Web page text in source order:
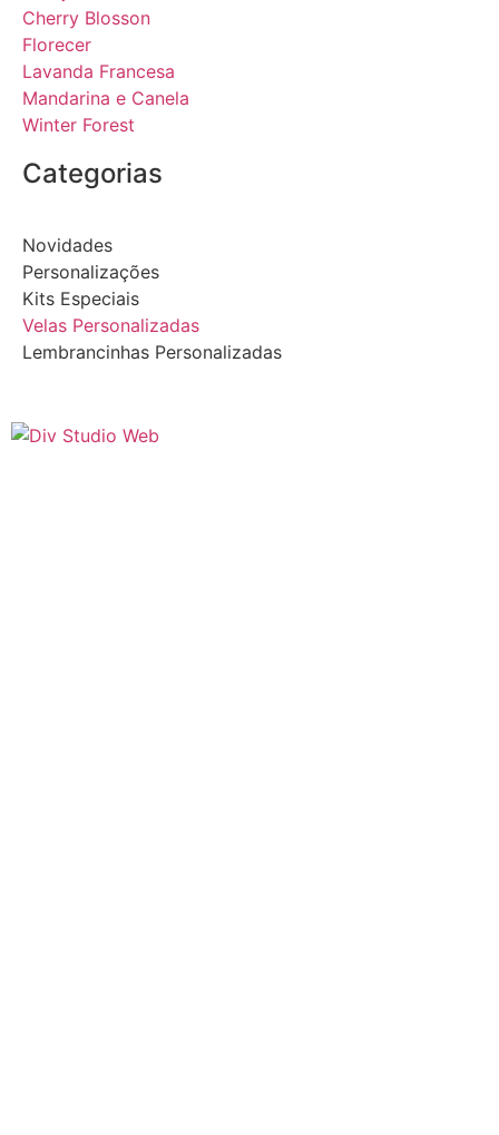
Cherry Blosson
Florecer
Lavanda Francesa
Mandarina e Canela
Winter Forest
Categorias
Novidades
Personalizações
Kits Especiais
Velas Personalizadas
Lembrancinhas Personalizadas